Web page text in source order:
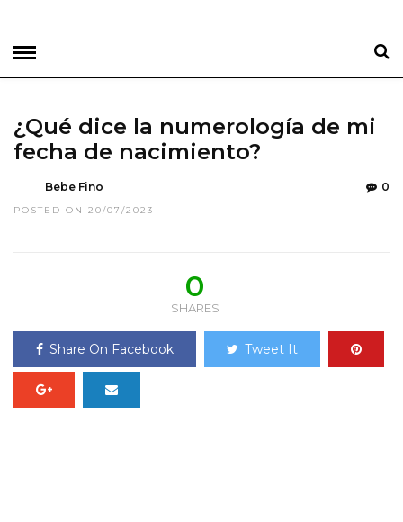
¿Qué dice la numerología de mi
fecha de nacimiento?
Bebe Fino
POSTED ON 20/07/2023
0
0
SHARES
Share On Facebook Tweet It